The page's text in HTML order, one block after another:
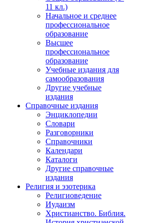
11 кл.)
Начальное и среднее
профессиональное
образование
Высшее
профессиональное
образование
Учебные издания для
самообразования
Другие учебные
издания
Справочные издания
Энциклопедии
Словари
Разговорники
Справочники
Календари
Каталоги
Другие справочные
издания
Религия и эзотерика
Религиоведение
Иудаизм
Христианство. Библия.